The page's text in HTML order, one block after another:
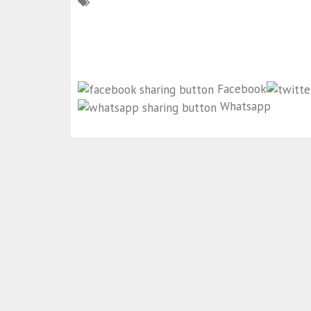
Facebook
Whatsapp